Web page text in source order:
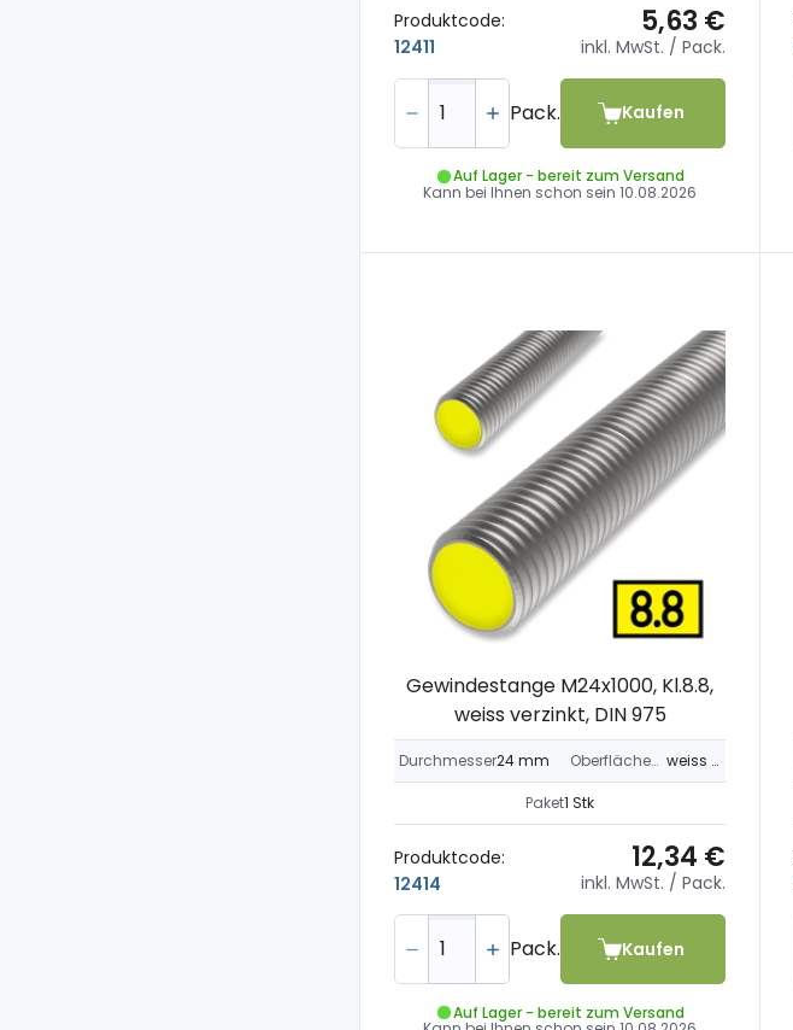
Produktcode:
12411
5,63 €
inkl. MwSt. / Pack.
Pack. Kaufen
Auf Lager - bereit zum Versand
Kann bei Ihnen schon sein10.08.2026
Gewindestange M24x1000, Kl.8.8,
weiss verzinkt, DIN 975
Durchmesser24 mm Oberflächebehandlung weiss verzinkt
Paket1 Stk
Produktcode:
12414
12,34 €
inkl. MwSt. / Pack.
Pack. Kaufen
Auf Lager - bereit zum Versand